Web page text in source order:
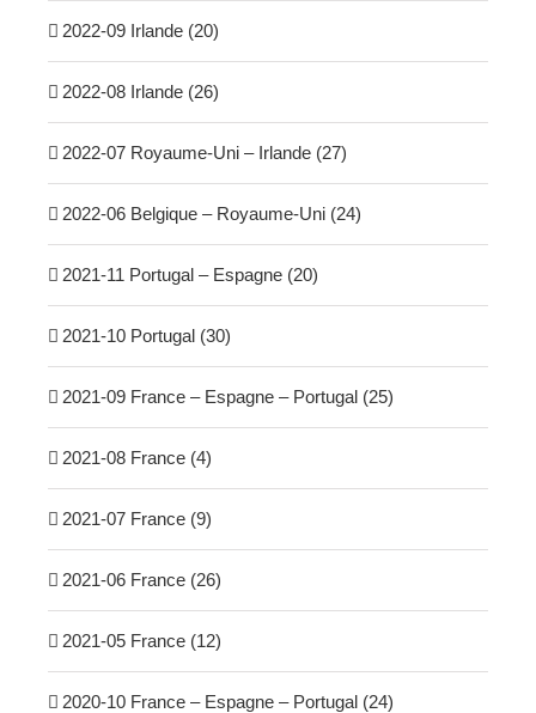
2022-09 Irlande (20)
2022-08 Irlande (26)
2022-07 Royaume-Uni – Irlande (27)
2022-06 Belgique – Royaume-Uni (24)
2021-11 Portugal – Espagne (20)
2021-10 Portugal (30)
2021-09 France – Espagne – Portugal (25)
2021-08 France (4)
2021-07 France (9)
2021-06 France (26)
2021-05 France (12)
2020-10 France – Espagne – Portugal (24)